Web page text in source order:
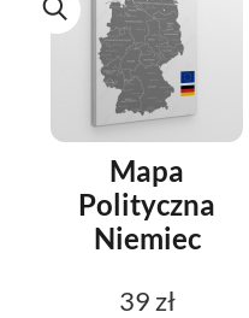
Mapa
Polityczna
Niemiec
39 zł